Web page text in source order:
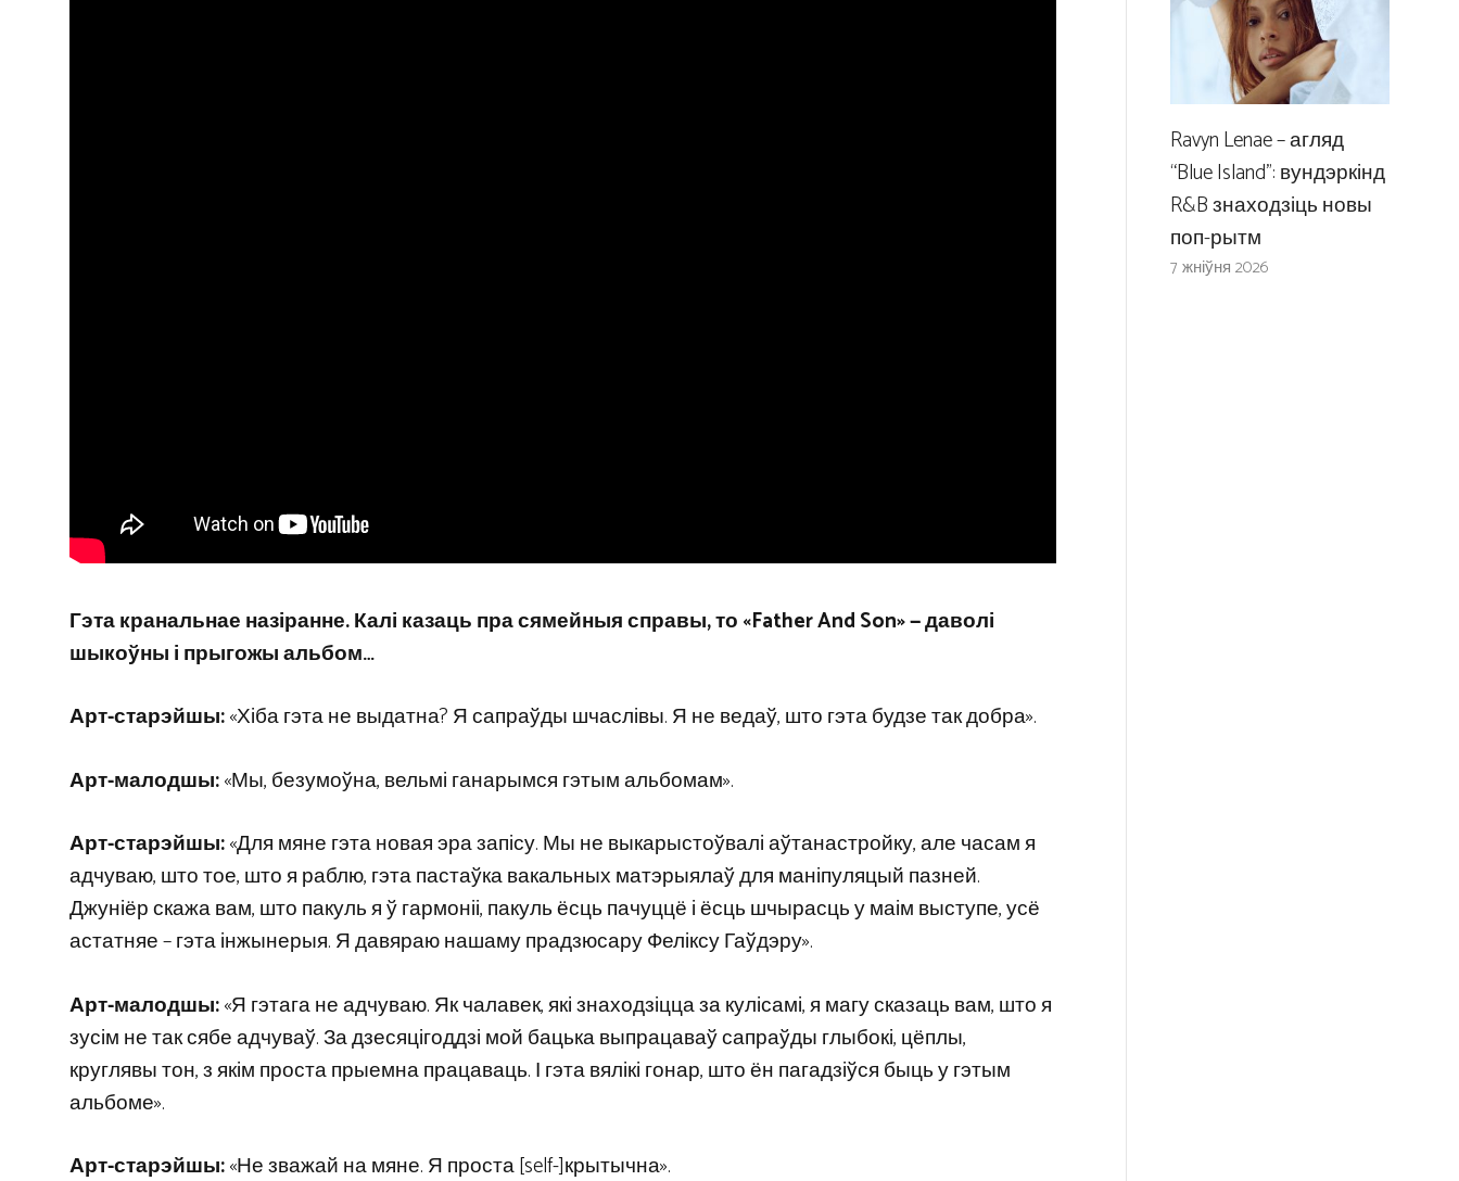
Гэта кранальнае назіранне. Калі казаць пра сямейныя справы, то «Father And Son» — даволі
шыкоўны і прыгожы альбом…
Арт-старэйшы:«Хіба гэта не выдатна? Я сапраўды шчаслівы. Я не ведаў, што гэта будзе так добра».
Арт-малодшы:«Мы, безумоўна, вельмі ганарымся гэтым альбомам».
Арт-старэйшы:«Для мяне гэта новая эра запісу. Мы не выкарыстоўвалі аўтанастройку, але часам я
адчуваю, што тое, што я раблю, гэта пастаўка вакальных матэрыялаў для маніпуляцый пазней.
Джуніёр скажа вам, што пакуль я ў гармоніі, пакуль ёсць пачуццё і ёсць шчырасць у маім выступе, усё
астатняе – гэта інжынерыя. Я давяраю нашаму прадзюсару Феліксу Гаўдэру».
Арт-малодшы:«Я гэтага не адчуваю. Як чалавек, які знаходзіцца за кулісамі, я магу сказаць вам, што я
зусім не так сябе адчуваў. За дзесяцігоддзі мой бацька выпрацаваў сапраўды глыбокі, цёплы,
круглявы тон, з якім проста прыемна працаваць. І гэта вялікі гонар, што ён пагадзіўся быць у гэтым
альбоме».
Арт-старэйшы:«Не зважай на мяне. Я проста [self-]крытычна».
Ravyn Lenae – агляд
“Blue Island”: вундэркінд
R&B знаходзіць новы
поп-рытм
7 жніўня 2026